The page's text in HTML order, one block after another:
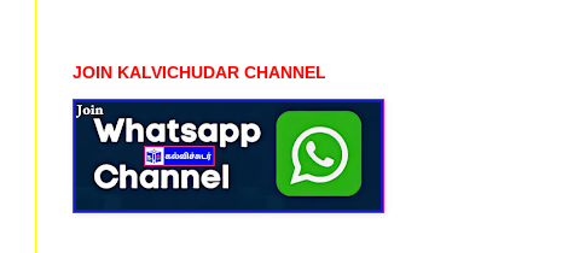
JOIN KALVICHUDAR CHANNEL